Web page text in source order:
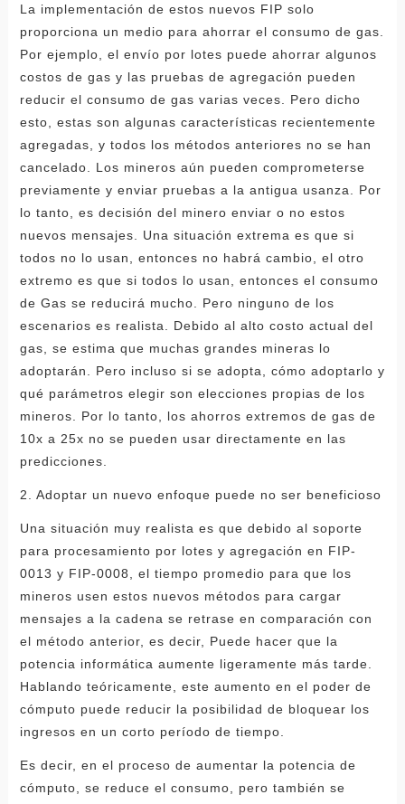
La implementación de estos nuevos FIP solo
proporciona un medio para ahorrar el consumo de gas.
Por ejemplo, el envío por lotes puede ahorrar algunos
costos de gas y las pruebas de agregación pueden
reducir el consumo de gas varias veces. Pero dicho
esto, estas son algunas características recientemente
agregadas, y todos los métodos anteriores no se han
cancelado. Los mineros aún pueden comprometerse
previamente y enviar pruebas a la antigua usanza. Por
lo tanto, es decisión del minero enviar o no estos
nuevos mensajes. Una situación extrema es que si
todos no lo usan, entonces no habrá cambio, el otro
extremo es que si todos lo usan, entonces el consumo
de Gas se reducirá mucho. Pero ninguno de los
escenarios es realista. Debido al alto costo actual del
gas, se estima que muchas grandes mineras lo
adoptarán. Pero incluso si se adopta, cómo adoptarlo y
qué parámetros elegir son elecciones propias de los
mineros. Por lo tanto, los ahorros extremos de gas de
10x a 25x no se pueden usar directamente en las
predicciones.
2. Adoptar un nuevo enfoque puede no ser beneficioso
Una situación muy realista es que debido al soporte
para procesamiento por lotes y agregación en FIP-
0013 y FIP-0008, el tiempo promedio para que los
mineros usen estos nuevos métodos para cargar
mensajes a la cadena se retrase en comparación con
el método anterior, es decir, Puede hacer que la
potencia informática aumente ligeramente más tarde.
Hablando teóricamente, este aumento en el poder de
cómputo puede reducir la posibilidad de bloquear los
ingresos en un corto período de tiempo.
Es decir, en el proceso de aumentar la potencia de
cómputo, se reduce el consumo, pero también se